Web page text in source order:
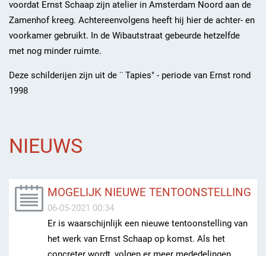
voordat Ernst Schaap zijn atelier in Amsterdam Noord aan de
Zamenhof kreeg. Achtereenvolgens heeft hij hier de achter- en
voorkamer gebruikt. In de Wibautstraat gebeurde hetzelfde
met nog minder ruimte.
Deze schilderijen zijn uit de ¨ Tapies" - periode van Ernst rond
1998
NIEUWS
MOGELIJK NIEUWE TENTOONSTELLING
06-05-2021 00:34
Er is waarschijnlijk een nieuwe tentoonstelling van
het werk van Ernst Schaap op komst. Als het